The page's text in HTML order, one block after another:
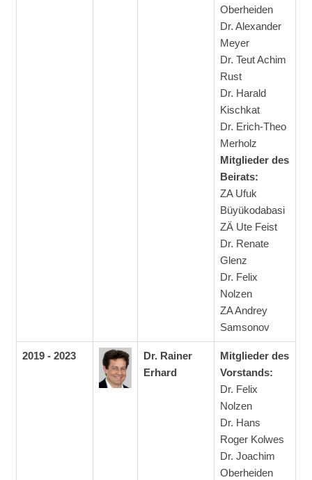
Oberheiden
Dr. Alexander
Meyer
Dr. Teut Achim
Rust
Dr. Harald
Kischkat
Dr. Erich-Theo
Merholz
Mitglieder des
Beirats:
ZA Ufuk
Büyükodabasi
ZÄ Ute Feist
Dr. Renate
Glenz
Dr. Felix
Nolzen
ZA Andrey
Samsonov
2019 - 2023
Dr. Rainer
Erhard
Mitglieder des
Vorstands:
Dr. Felix
Nolzen
Dr. Hans
Roger Kolwes
Dr. Joachim
Oberheiden